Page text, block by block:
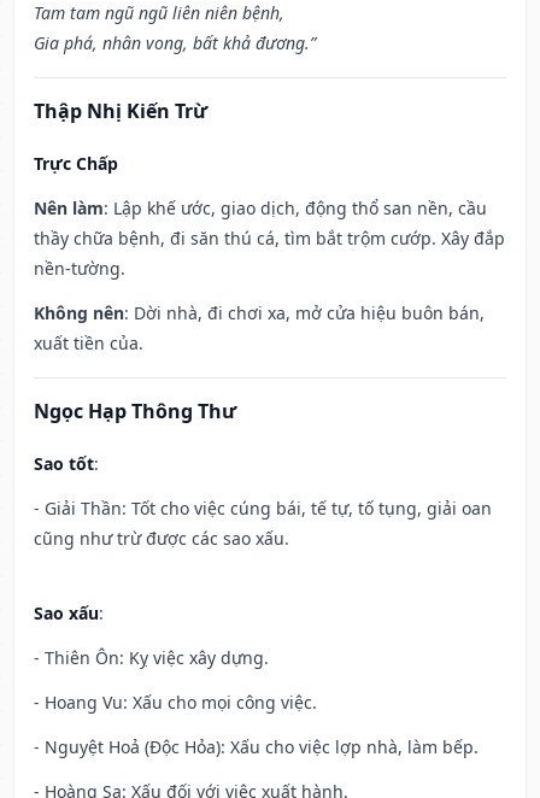
Tam tam ngũ ngũ liên niên bệnh,
Gia phá, nhân vong, bất khả đương.”
Thập Nhị Kiến Trừ
Trực Chấp
Nên làm: Lập khế ước, giao dịch, động thổ san nền, cầu
thầy chữa bệnh, đi săn thú cá, tìm bắt trộm cướp. Xây đắp
nền-tường.
Không nên: Dời nhà, đi chơi xa, mở cửa hiệu buôn bán,
xuất tiền của.
Ngọc Hạp Thông Thư
Sao tốt:
- Giải Thần: Tốt cho việc cúng bái, tế tự, tố tụng, giải oan
cũng như trừ được các sao xấu.
Sao xấu:
- Thiên Ôn: Kỵ việc xây dựng.
- Hoang Vu: Xấu cho mọi công việc.
- Nguyệt Hoả (Độc Hỏa): Xấu cho việc lợp nhà, làm bếp.
- Hoàng Sa: Xấu đối với việc xuất hành.